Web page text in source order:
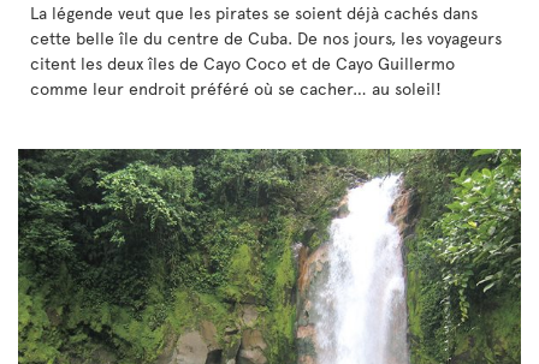
La légende veut que les pirates se soient déjà cachés dans
cette belle île du centre de Cuba. De nos jours, les voyageurs
citent les deux îles de Cayo Coco et de Cayo Guillermo
comme leur endroit préféré où se cacher… au soleil!